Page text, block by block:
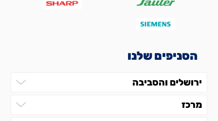
הסניפים שלנו
ירושלים והסביבה
מרכז